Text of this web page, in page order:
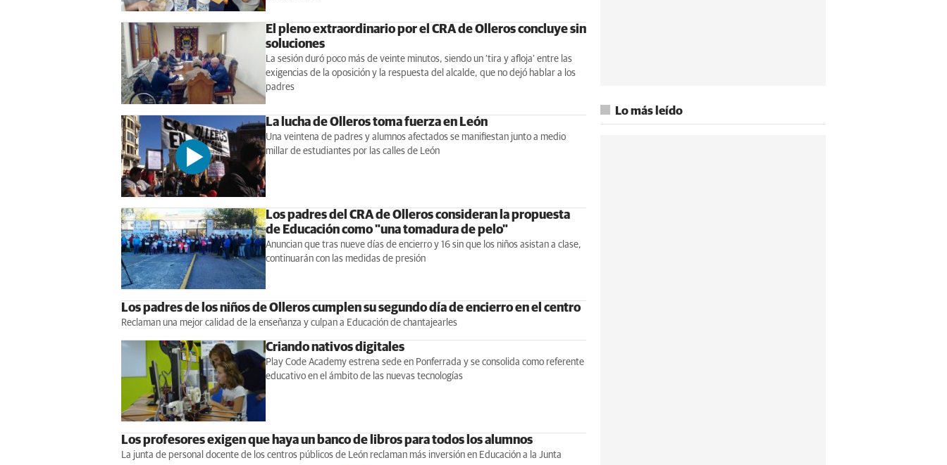
El pleno extraordinario por el CRA de Olleros concluye sin
soluciones
La sesión duró poco más de veinte minutos, siendo un ‘tira y afloja’ entre las
exigencias de la oposición y la respuesta del alcalde, que no dejó hablar a los
padres
La lucha de Olleros toma fuerza en León
Una veintena de padres y alumnos afectados se manifiestan junto a medio
millar de estudiantes por las calles de León
Los padres del CRA de Olleros consideran la propuesta
de Educación como "una tomadura de pelo"
Anuncian que tras nueve días de encierro y 16 sin que los niños asistan a clase,
continuarán con las medidas de presión
Los padres de los niños de Olleros cumplen su segundo día de encierro en el centro
Reclaman una mejor calidad de la enseñanza y culpan a Educación de chantajearles
Criando nativos digitales
Play Code Academy estrena sede en Ponferrada y se consolida como referente
educativo en el ámbito de las nuevas tecnologías
Los profesores exigen que haya un banco de libros para todos los alumnos
La junta de personal docente de los centros públicos de León reclaman más inversión en Educación a la Junta
Lo más leído